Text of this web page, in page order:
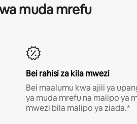
muda mrefu
Bei rahisi za kila mwezi
Bei maalumu kwa ajili ya
ya muda mrefu na malipo ya
mwezi bila malipo ya ziada.*